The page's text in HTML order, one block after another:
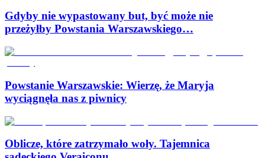
Gdyby nie wypastowany but, być może nie
przeżyłby Powstania Warszawskiego…
Powstanie Warszawskie: Wierzę, że Maryja
wyciągnęła nas z piwnicy
Oblicze, które zatrzymało woły. Tajemnica